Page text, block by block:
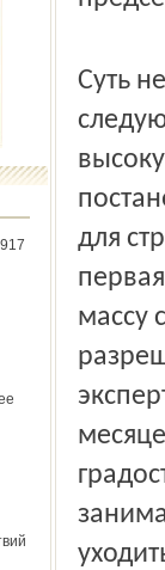
Суть
для
массу